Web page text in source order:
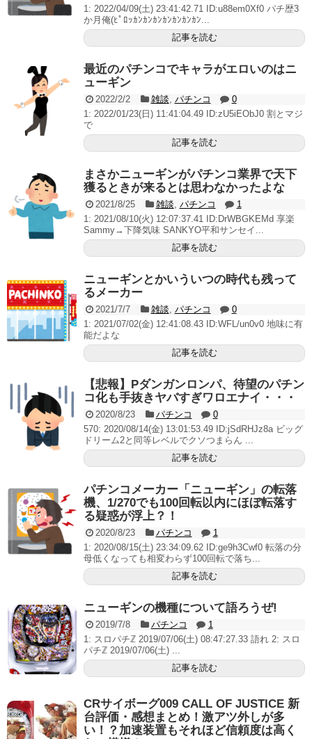
1: 2022/04/09(土) 23:41:42.71 ID:u88em0Xf0 パチ歴3
か月俺(ﾋﾟﾛｯｶﾝｶﾝｶﾝｶﾝｶﾝｶﾝｶﾝ...
記事を読む
最近のパチンコでキャラがエロいのはニ
ューギン
2022/2/2 雑談 パチンコ
0
1: 2022/01/23(日) 11:41:04.49 ID:zU5iEObJ0 割とマジ
で
記事を読む
まさかニューギンがパチンコ業界で天下
獲るときが来るとは思わなかったよな
2021/8/25 雑談 パチンコ
1
1: 2021/08/10(火) 12:07:37.41 ID:DrWBGKEMd 享楽
Sammy→下降気味 SANKYO平和サンセイ...
記事を読む
ニューギンとかいういつの時代も残って
るメーカー
2021/7/7 雑談 パチンコ
0
1: 2021/07/02(金) 12:41:08.43 ID:WFL/un0v0 地味に有
能だよな
記事を読む
【悲報】Pダンガンロンパ、待望のパチン
コ化も手抜きヤバすぎワロエナイ・・・
2020/8/23 パチンコ
0
570: 2020/08/14(金) 13:01:53.49 ID:jSdRHJz8a ビッグ
ドリーム2と同等レベルでクソつまらん ...
記事を読む
パチンコメーカー「ニューギン」の転落
機、1/270でも100回転以内にほぼ転落す
る疑惑が浮上？！
2020/8/23 パチンコ
1
1: 2020/08/15(土) 23:34:09.62 ID:ge9h3Cwf0 転落の分
母低くなっても相変わらず100回転で落ち...
記事を読む
ニューギンの機種について語ろうぜ!
2019/7/8 パチンコ
1
1: スロパチℤ 2019/07/06(土) 08:47:27.33 語れ 2: スロ
パチℤ 2019/07/06(土) ...
記事を読む
CRサイボーグ009 CALL OF JUSTICE 新
台評価・感想まとめ！激アツ外しが多
い！？加速装置もそれほど信頼度は高く